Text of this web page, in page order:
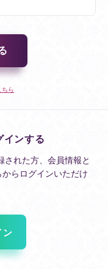
ら
インする
れた方、会員情報と
らログインいただけ
ン